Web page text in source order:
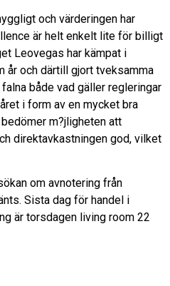
och värderingen har
är helt enkelt lite för billigt
Leovegas har kämpat i
år och därtill gjort tveksamma
både vad gäller regleringar
i form av en mycket bra
m?jligheten att
direktavkastningen god, vilket
om avnotering från
Sista dag för handel i
är torsdagen living room 22